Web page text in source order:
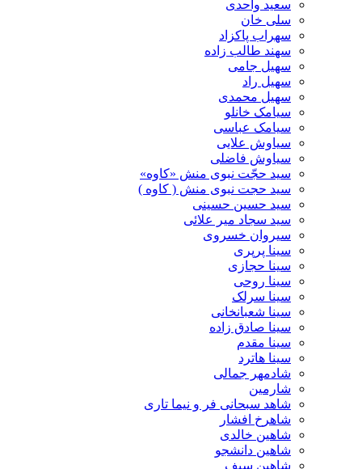
سعید واحدی
سلی خان
سهراب پاکزاد
سهند طالب زاده
سهیل جامی
سهیل راد
سهیل محمدی
سیامک خانلو
سیامک عباسی
سیاوش علایی
سیاوش فاضلی
سید حجّت نبوی منش «کاوه»
سید حجت نبوی منش ( کاوه )
سید حسین حسینى
سید سجاد میر علائی
سیروان خسروی
سینا پرپری
سینا حجازی
سینا روحی
سینا سرلک
سینا شعبانخانی
سینا صادق زاده
سینا مقدم
سینا هاترد
شادمهر جمالی
شارمین
شاهد سبحانی فر و نیما تاری
شاهرخ افشار
شاهین خالدی
شاهین دانشجو
شاهین سیف